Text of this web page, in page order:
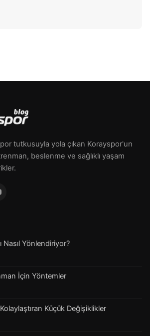
tutkusuyla yola çıkan Korayspor'un
beslenme ve sağlıklı yaşam
Nasıl Yönlendiriyor?
İçin Yöntemler
Küçük Değişiklikler